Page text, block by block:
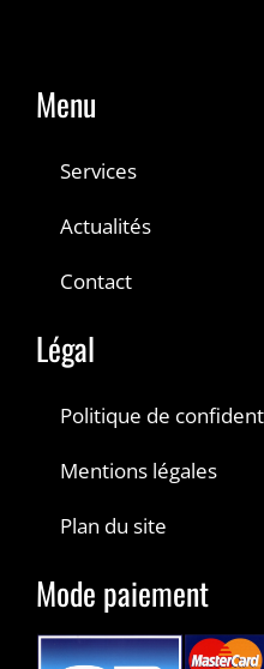
Menu
Services
Actualités
Contact
Légal
Politique de
Mentions légales
Plan du site
Mode paiement